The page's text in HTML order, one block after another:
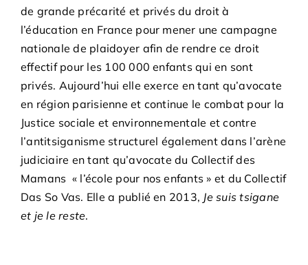
de grande précarité et privés du droit à
l’éducation en France pour mener une campagne
nationale de plaidoyer afin de rendre ce droit
effectif pour les 100 000 enfants qui en sont
privés. Aujourd’hui elle exerce en tant qu’avocate
en région parisienne et continue le combat pour la
Justice sociale et environnementale et contre
l’antitsiganisme structurel également dans l’arène
judiciaire en tant qu’avocate du Collectif des
Mamans « l’école pour nos enfants » et du Collectif
Das So Vas. Elle a publié en 2013, Je suis tsigane
et je le reste.